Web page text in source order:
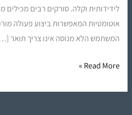
לידידותית וקלה. סורקים רבים
אוטומטיות המאפשרות ביצוע פעולה
המשתמש הלא מנוסה אינו צריך תואר
Read More »